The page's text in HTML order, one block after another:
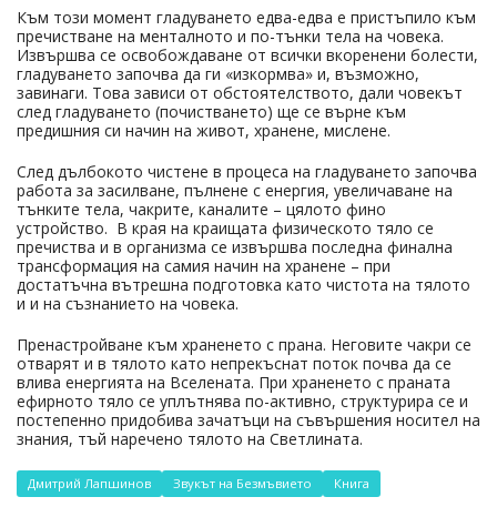
Към този момент гладуването едва-едва е пристъпило към
пречистване на менталното и по-тънки тела на човека.
Извършва се освобождаване от всички вкоренени болести,
гладуването започва да ги «изкормва» и, възможно,
завинаги. Това зависи от обстоятелството, дали човекът
след гладуването (почистването) ще се върне към
предишния си начин на живот, хранене, мислене.
След дълбокото чистене в процеса на гладуването започва
работа за засилване, пълнене с енергия, увеличаване на
тънките тела, чакрите, каналите – цялото фино
устройство. В края на краищата физическото тяло се
пречиства и в организма се извършва последна финална
трансформация на самия начин на хранене – при
достатъчна вътрешна подготовка като чистота на тялото
и и на съзнанието на човека.
Пренастройване към храненето с прана. Неговите чакри се
отварят и в тялото като непрекъснат поток почва да се
влива енергията на Вселената. При храненето с праната
ефирното тяло се уплътнява по-активно, структурира се и
постепенно придобива зачатъци на съвършения носител на
знания, тъй наречено тялото на Светлината.
Дмитрий Лапшинов Звукът на Безмъвието Книга